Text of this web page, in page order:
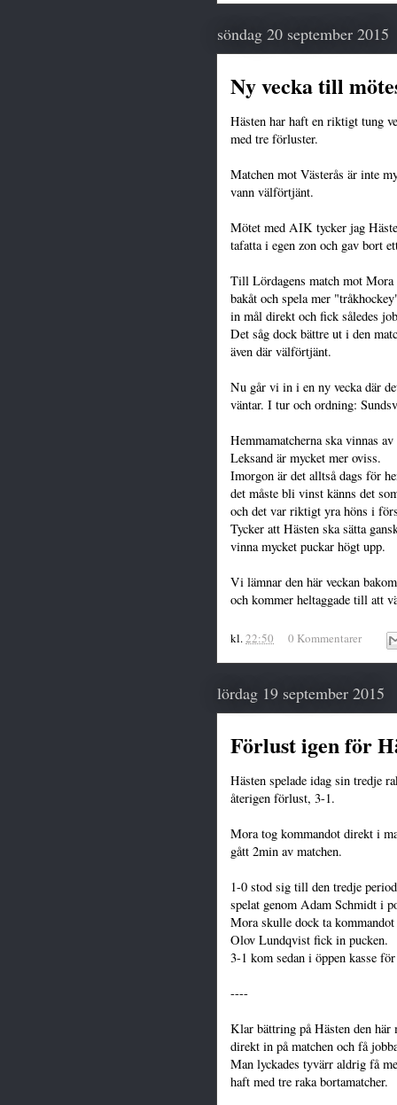
söndag 20 september 2015
Ny vecka till
Hästen har haft en riktigt tung
med tre förluster.
Matchen mot Västerås är inte
vann välförtjänt.
Mötet med AIK tycker jag
tafatta i egen zon och gav bort
Till Lördagens match mot
bakåt och spela mer
in mål direkt och fick således
Det såg dock bättre ut i den
även där välförtjänt.
Nu går vi in i en ny vecka där
väntar. I tur och ordning:
Hemmamatcherna ska vinnas
Leksand är mycket mer oviss.
Imorgon är det alltså dags för
det måste bli vinst känns det
och det var riktigt yra höns i
Tycker att Hästen ska sätta
vinna mycket puckar högt upp.
Vi lämnar den här veckan
och kommer heltaggade till att
kl.22:50 0 Kommentarer
lördag 19 september 2015
Förlust igen för
Hästen spelade idag sin tredje
återigen förlust, 3-1.
Mora tog kommandot direkt i
gått 2min av matchen.
1-0 stod sig till den tredje
spelat genom Adam Schmidt i
Mora skulle dock ta
Olov Lundqvist fick in pucken.
3-1 kom sedan i öppen kasse
----
Klar bättring på Hästen den här
direkt in på matchen och få
Man lyckades tyvärr aldrig få
haft med tre raka bortamatcher.